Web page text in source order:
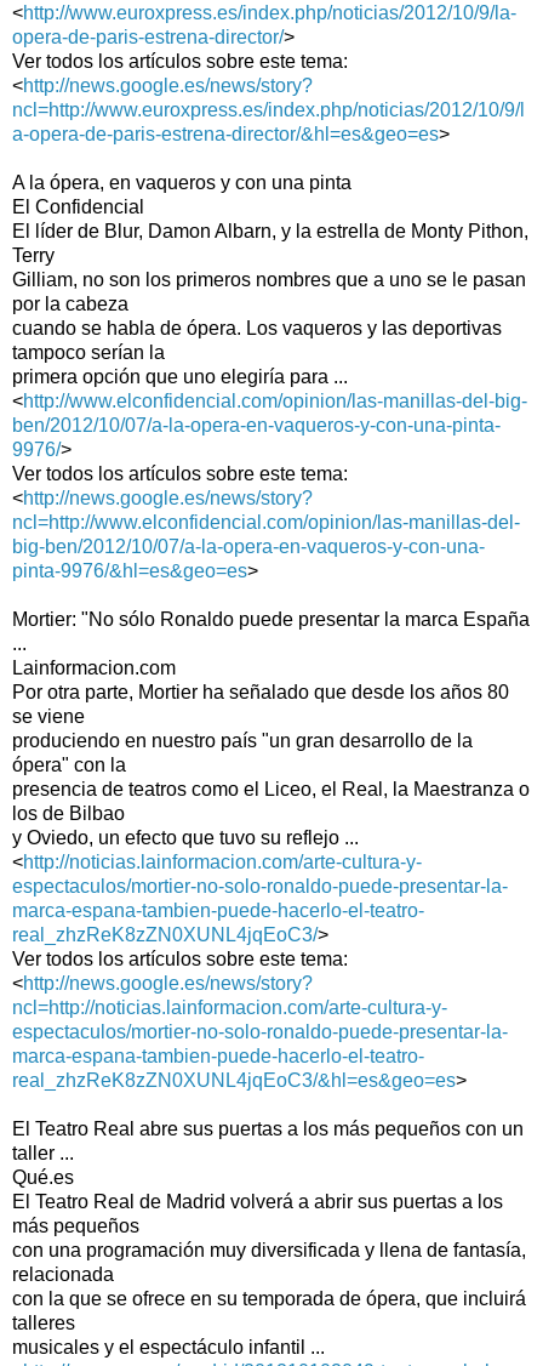
<http://www.euroxpress.es/index.php/noticias/2012/10/9/la-
opera-de-paris-estrena-director/>
Ver todos los artículos sobre este tema:
<http://news.google.es/news/story?
ncl=http://www.euroxpress.es/index.php/noticias/2012/10/9/l
a-opera-de-paris-estrena-director/&hl=es&geo=es>
A la ópera, en vaqueros y con una pinta
El Confidencial
El líder de Blur, Damon Albarn, y la estrella de Monty Pithon,
Terry
Gilliam, no son los primeros nombres que a uno se le pasan
por la cabeza
cuando se habla de ópera. Los vaqueros y las deportivas
tampoco serían la
primera opción que uno elegiría para ...
<http://www.elconfidencial.com/opinion/las-manillas-del-big-
ben/2012/10/07/a-la-opera-en-vaqueros-y-con-una-pinta-
9976/>
Ver todos los artículos sobre este tema:
<http://news.google.es/news/story?
ncl=http://www.elconfidencial.com/opinion/las-manillas-del-
big-ben/2012/10/07/a-la-opera-en-vaqueros-y-con-una-
pinta-9976/&hl=es&geo=es>
Mortier: "No sólo Ronaldo puede presentar la marca España
...
Lainformacion.com
Por otra parte, Mortier ha señalado que desde los años 80
se viene
produciendo en nuestro país "un gran desarrollo de la
ópera" con la
presencia de teatros como el Liceo, el Real, la Maestranza o
los de Bilbao
y Oviedo, un efecto que tuvo su reflejo ...
<http://noticias.lainformacion.com/arte-cultura-y-
espectaculos/mortier-no-solo-ronaldo-puede-presentar-la-
marca-espana-tambien-puede-hacerlo-el-teatro-
real_zhzReK8zZN0XUNL4jqEoC3/>
Ver todos los artículos sobre este tema:
<http://news.google.es/news/story?
ncl=http://noticias.lainformacion.com/arte-cultura-y-
espectaculos/mortier-no-solo-ronaldo-puede-presentar-la-
marca-espana-tambien-puede-hacerlo-el-teatro-
real_zhzReK8zZN0XUNL4jqEoC3/&hl=es&geo=es>
El Teatro Real abre sus puertas a los más pequeños con un
taller ...
Qué.es
El Teatro Real de Madrid volverá a abrir sus puertas a los
más pequeños
con una programación muy diversificada y llena de fantasía,
relacionada
con la que se ofrece en su temporada de ópera, que incluirá
talleres
musicales y el espectáculo infantil ...